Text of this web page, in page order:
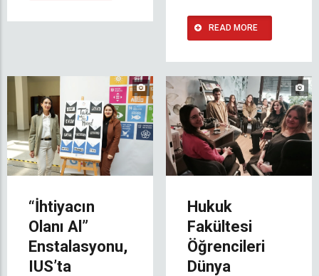
READ MORE
“İhtiyacın
Olanı Al”
Enstalasyonu,
IUS’ta
Hukuk
Fakültesi
Öğrencileri
Dünya